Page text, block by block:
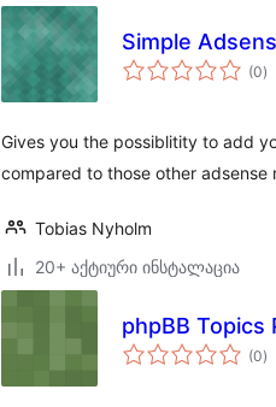
Simple
(0)
Gives you the possiblitity to add
compared to those other adsense
Tobias Nyholm
20+ აქტიური ინსტალაცია
phpBB Topics
(0)